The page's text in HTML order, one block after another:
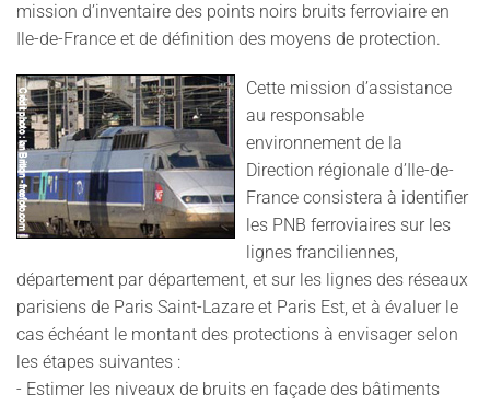
mission d’inventaire des points noirs bruits ferroviaire en
Ile-de-France et de définition des moyens de protection.
Cette mission d’assistance
au responsable
environnement de la
Direction régionale d’Ile-de-
France consistera à identifier
les PNB ferroviaires sur les
lignes franciliennes,
département par département, et sur les lignes des réseaux
parisiens de Paris Saint-Lazare et Paris Est, et à évaluer le
cas échéant le montant des protections à envisager selon
les étapes suivantes :
- Estimer les niveaux de bruits en façade des bâtiments